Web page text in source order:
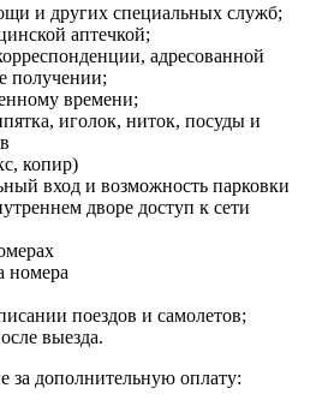
и других специальных служб;
аптечкой;
адресованной
получении;
времени;
иголок, ниток, посуды и
копир)
вход и возможность парковки
дворе доступ к сети
номера
поездов и самолетов;
выезда.
за дополнительную оплату: